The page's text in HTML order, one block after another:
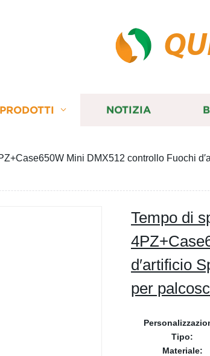
PRODOTTI NOTIZIA
Mini DMX512 controllo Fuochi
Tempo di
d′artificio
per
Tipo:
Materiale: